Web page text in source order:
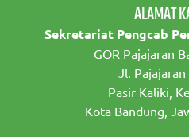
ALAMAT
Sekretariat Pengcab
GOR Pajajaran
Jl. Pajajaran
Pasir Kaliki,
Kota Bandung,